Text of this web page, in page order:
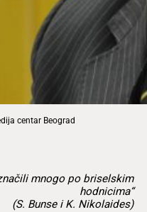
centar Beograd
mnogo po briselskim
hodnicima“
(S. Bunse i K. Nikolaides)